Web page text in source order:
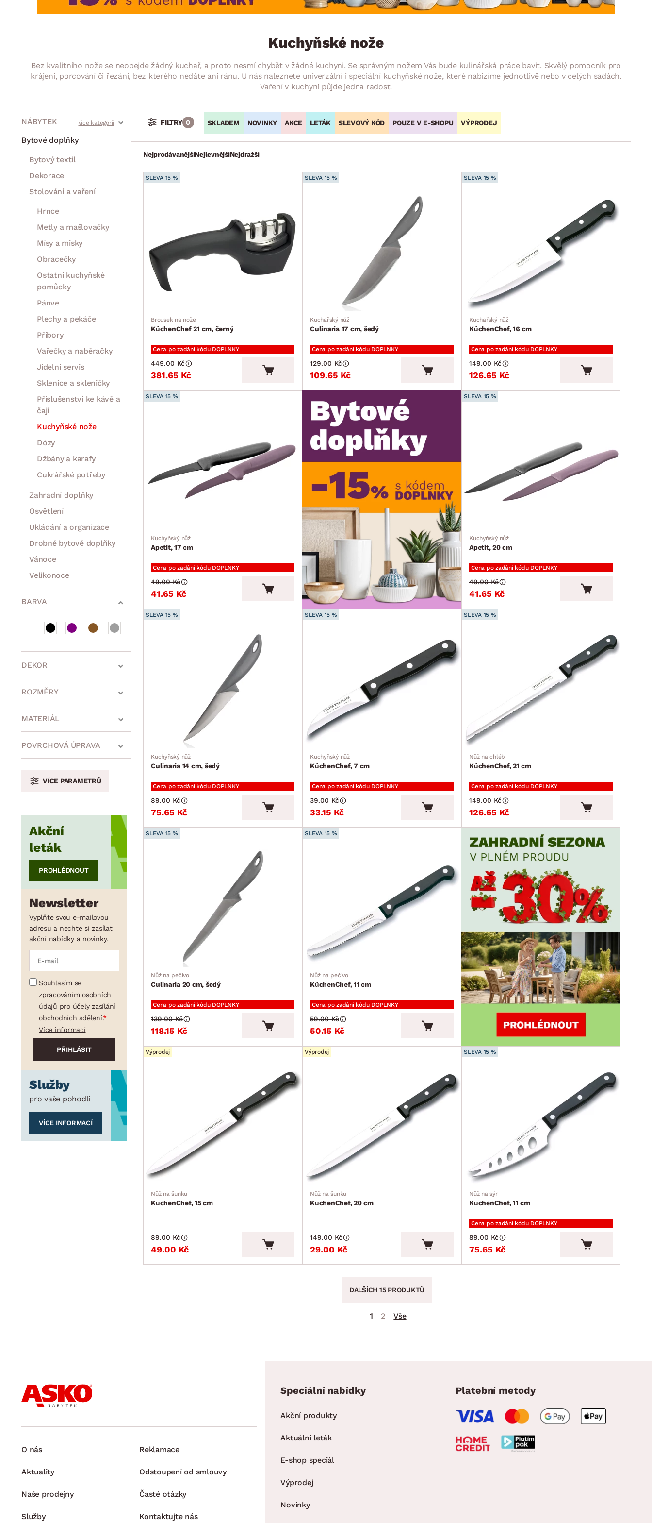
Koupelna
BYTOVÝ TEXTIL
Závěsy a žaluzie
STOLOVÁNÍ A VAŘENÍ
Pánve
DOMÁCÍ SPOTŘEBIČE ZAHRADNÍ DOPLŇKY VÁNOCE
Zahradní doplňky
Kuchyňské nože
Bez kvalitního nože se neobejde žádný kuchař, a proto nesmí chybět v žádné kuchyni. Se správným nožem Vás bude kulinářská práce bavit. Skvělý pomocník pro
krájení, porcování či řezání, bez kterého nedáte ani ránu. U nás naleznete univerzální i speciální kuchyňské nože, které nabízíme jednotlivě nebo v celých sadách.
Vaření v kuchyni půjde jedna radost!
NÁBYTEK
Stoly a stolky
Křesla a sezení
Židle a lavice
Postele
Šatní skříně
Rošty
Matrace
Komody, skříňky a vitríny
Bytové doplňky
Bytový textil
Dekorace
Stolování a vaření
Hrnce
Metly a mašlovačky
Mísy a misky
Obracečky
Ostatní kuchyňské
pomůcky
Pánve
Plechy a pekáče
Příbory
Vařečky a naběračky
Jídelní servis
Sklenice a skleničky
Příslušenství ke kávě a
čaji
Kuchyňské nože
Dózy
Džbány a karafy
Cukrářské potřeby
Zahradní doplňky
Osvětlení
Ukládání a organizace
Drobné bytové doplňky
Vánoce
Velikonoce
Sedací soupravy a pohovky
Sestavy a stěny
Drobný nábytek
Spotřebiče
BARVA
DEKOR
ROZMĚRY
min. cm max.
min. cm max.
min. cm cm
MATERIÁL
POVRCHOVÁ ÚPRAVA
VÍCE PARAMETRŮ
Akční
leták
PROHLÉDNOUT
Newsletter
Vyplňte svou e-mailovou
adresu a nechte si zasílat
akční nabídky a novinky.
Souhlasím se
zpracováním osobních
údajů pro účely zasílání
obchodních sdělení.
Více informací
Služby
pro vaše pohodlí
VÍCE INFORMACÍ
SKLADEM NOVINKY AKCE LETÁK SLEVOVÝ KÓD POUZE V E-SHOPU VÝPRODEJ
FILTRY 0
NejprodávanějšíNejlevnějšíNejdražší
SLEVA 15 %
Brousek na nože
KüchenChef 21 cm, černý
Cena po zadání kódu DOPLNKY
381.65 Kč
449.00 Kč
SLEVA 15 %
Kuchařský nůž
Culinaria 17 cm, šedý
Cena po zadání kódu DOPLNKY
109.65 Kč
129.00 Kč
SLEVA 15 %
Kuchařský nůž
KüchenChef, 16 cm
Cena po zadání kódu DOPLNKY
126.65 Kč
149.00 Kč
SLEVA 15 %
Kuchyňský nůž
Apetit, 17 cm
Cena po zadání kódu DOPLNKY
41.65 Kč
49.00 Kč
SLEVA 15 %
Kuchyňský nůž
Apetit, 20 cm
Cena po zadání kódu DOPLNKY
41.65 Kč
49.00 Kč
SLEVA 15 %
Kuchyňský nůž
Culinaria 14 cm, šedý
Cena po zadání kódu DOPLNKY
75.65 Kč
89.00 Kč
SLEVA 15 %
Kuchyňský nůž
KüchenChef, 7 cm
Cena po zadání kódu DOPLNKY
33.15 Kč
39.00 Kč
SLEVA 15 %
Nůž na chléb
KüchenChef, 21 cm
Cena po zadání kódu DOPLNKY
126.65 Kč
149.00 Kč
SLEVA 15 %
Nůž na pečivo
Culinaria 20 cm, šedý
Cena po zadání kódu DOPLNKY
118.15 Kč
139.00 Kč
SLEVA 15 %
Nůž na pečivo
KüchenChef, 11 cm
Cena po zadání kódu DOPLNKY
50.15 Kč
59.00 Kč
Výprodej
Nůž na šunku
KüchenChef, 15 cm
49.00 Kč
89.00 Kč
Výprodej
Nůž na šunku
KüchenChef, 20 cm
29.00 Kč
149.00 Kč
SLEVA 15 %
Nůž na sýr
KüchenChef, 11 cm
Cena po zadání kódu DOPLNKY
75.65 Kč
89.00 Kč
DALŠÍCH 15 PRODUKTŮ
1 2 Vše
O nás
Aktuality
Naše prodejny
Služby
Reklamace
Odstoupení od smlouvy
Časté otázky
Kontaktujte nás
Speciální nabídky
Akční produkty
Aktuální leták
E-shop speciál
Výprodej
Novinky
Platební metody